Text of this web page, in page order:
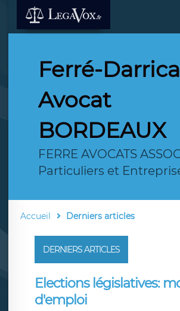
Ferré-
Avocat
BORDEAUX
FERRE AVOCATS
Particuliers et
Accueil Derniers articles
DERNIERS ARTICLES
Elections législatives:
d'emploi